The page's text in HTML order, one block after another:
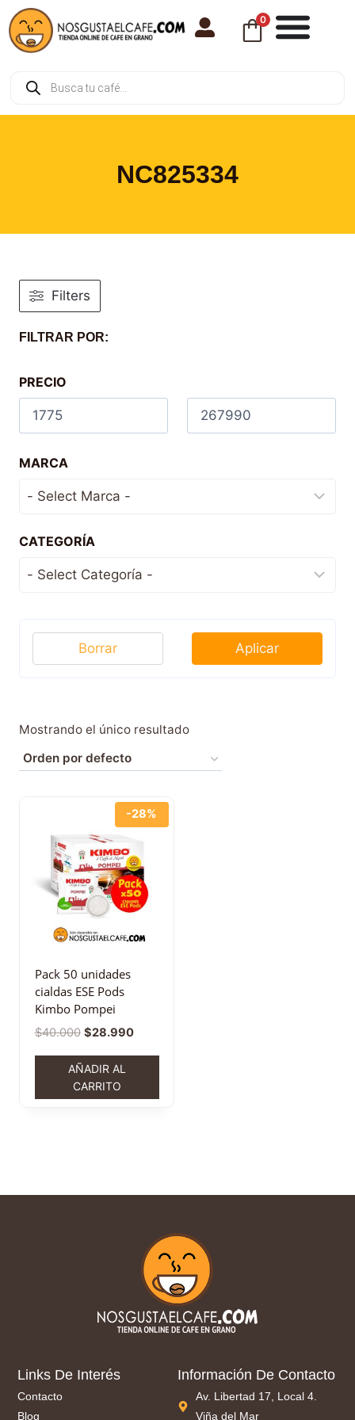
0
NC825334
Mostrando el único resultado
-28%
Pack 50 unidades
cialdas ESE Pods
Kimbo Pompei
$40.000 $28.990
AÑADIR AL
CARRITO
Filters
FILTRAR POR:
PRECIO
MARCA
CATEGORÍA
Aplicar
Borrar
Links De Interés
Contacto
Blog
Información De Contacto
Av. Libertad 17, Local 4.
Viña del Mar